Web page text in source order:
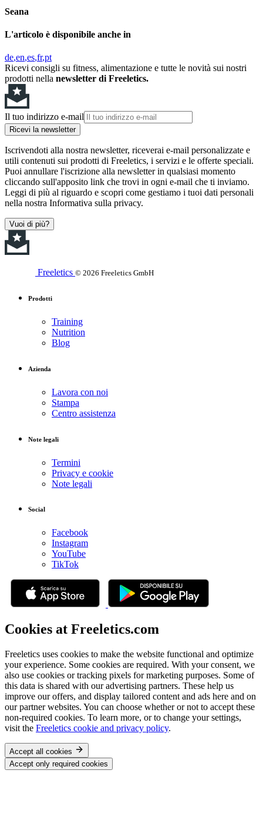
Seana
L'articolo è disponibile anche in
de en es fr pt
Ricevi consigli su fitness, alimentazione e tutte le novità sui nostri
prodotti nella newsletter di Freeletics.
Il tuo indirizzo e-mail
Ricevi la newsletter
Iscrivendoti alla nostra newsletter, riceverai e-mail personalizzate e
utili contenuti sui prodotti di Freeletics, i servizi e le offerte speciali.
Puoi annullare l'iscrizione alla newsletter in qualsiasi momento
cliccando sull'apposito link che trovi in ogni e-mail che ti inviamo.
Leggi di più al riguardo e scopri come gestiamo i tuoi dati personali
nella nostra Informativa sulla privacy.
Vuoi di più?
Freeletics © 2026 Freeletics GmbH
Prodotti
Training
Nutrition
Blog
Azienda
Lavora con noi
Stampa
Centro assistenza
Note legali
Termini
Privacy e cookie
Note legali
Social
Facebook
Instagram
YouTube
TikTok
Cookies at Freeletics.com
Freeletics uses cookies to make the website functional and optimize
your experience. Some cookies are required. With your consent, we
also use cookies or tracking pixels for marketing purposes. Some of
this data is shared with our advertising partners. These help us
improve our offers, and display tailored content and ads here and on
our partner websites. You can choose whether or not to accept these
non-required cookies. To learn more, or to change your settings,
visit the Freeletics cookie and privacy policy.
Accept all cookies
Accept only required cookies